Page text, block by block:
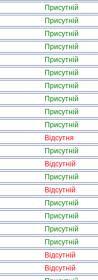
Присутній
Присутній
Присутній
Присутній
Присутній
Присутній
Присутній
Присутній
Присутній
Присутній
Відсутня
Присутній
Відсутній
Присутній
Відсутній
Присутній
Присутній
Присутній
Присутній
Відсутній
Відсутній